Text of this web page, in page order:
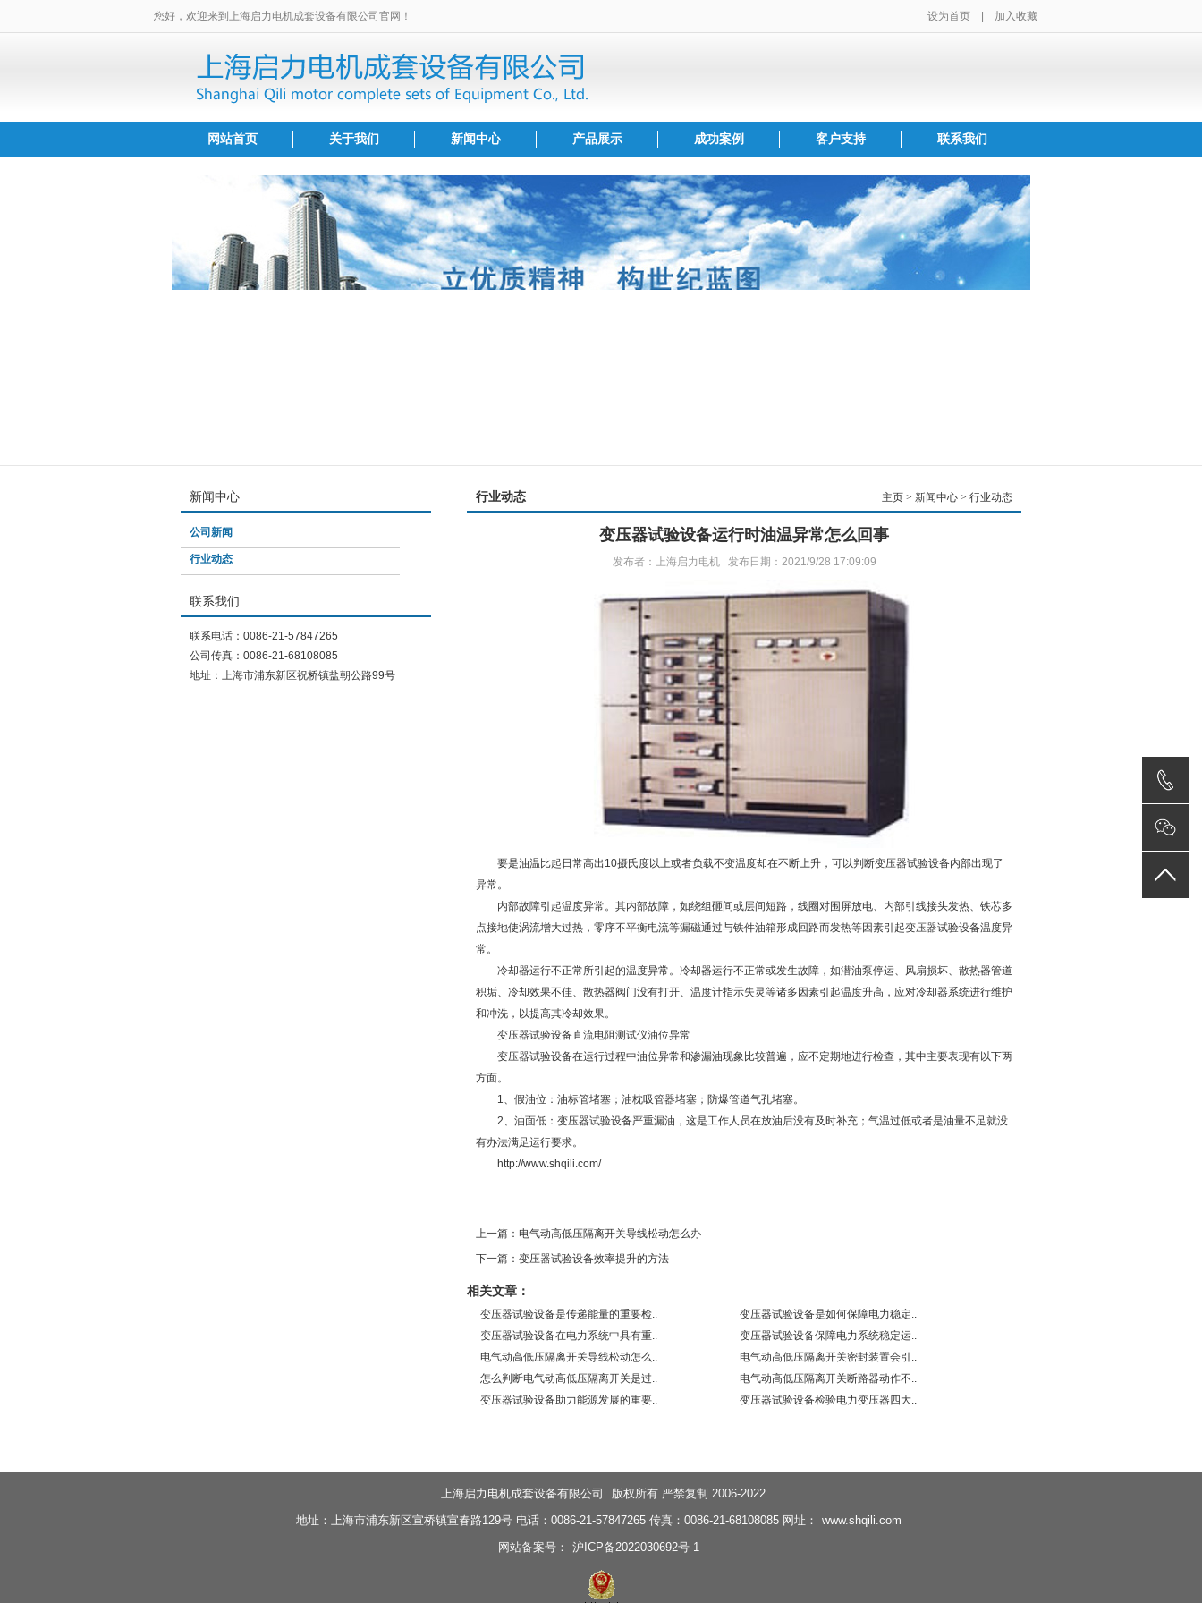
设为首页 加入收藏
您好，欢迎来到上海启力电机成套设备有限公司官网！
网站首页 关于我们 新闻中心 产品展示 成功案例 客户支持 联系我们
新闻中心
公司新闻
行业动态
联系我们
联系电话：0086-21-57847265
公司传真：0086-21-68108085
地址：上海市浦东新区祝桥镇盐朝公路99号
主页 > 新闻中心 > 行业动态
行业动态
变压器试验设备运行时油温异常怎么回事
发布者：上海启力电机 发布日期：2021/9/28 17:09:09
要是油温比起日常高出10摄氏度以上或者负载不变温度却在不断上升，可以判断变压器试验设备内部出现了
异常。
内部故障引起温度异常。其内部故障，如绕组砸间或层间短路，线圈对围屏放电、内部引线接头发热、铁芯多
点接地使涡流增大过热，零序不平衡电流等漏磁通过与铁件油箱形成回路而发热等因素引起变压器试验设备温度异
常。
冷却器运行不正常所引起的温度异常。冷却器运行不正常或发生故障，如潜油泵停运、风扇损坏、散热器管道
积垢、冷却效果不佳、散热器阀门没有打开、温度计指示失灵等诸多因素引起温度升高，应对冷却器系统进行维护
和冲洗，以提高其冷却效果。
变压器试验设备直流电阻测试仪油位异常
变压器试验设备在运行过程中油位异常和渗漏油现象比较普遍，应不定期地进行检查，其中主要表现有以下两
方面。
1、假油位：油标管堵塞；油枕吸管器堵塞；防爆管道气孔堵塞。
2、油面低：变压器试验设备严重漏油，这是工作人员在放油后没有及时补充；气温过低或者是油量不足就没
有办法满足运行要求。
http://www.shqili.com/
上一篇：电气动高低压隔离开关导线松动怎么办
下一篇：变压器试验设备效率提升的方法
相关文章：
变压器试验设备是传递能量的重要检..
变压器试验设备是如何保障电力稳定..
变压器试验设备在电力系统中具有重..
变压器试验设备保障电力系统稳定运..
电气动高低压隔离开关导线松动怎么..
电气动高低压隔离开关密封装置会引..
怎么判断电气动高低压隔离开关是过..
电气动高低压隔离开关断路器动作不..
变压器试验设备助力能源发展的重要..
变压器试验设备检验电力变压器四大..
上海启力电机成套设备有限公司
版权所有 严禁复制 2006-2022
地址：上海市浦东新区宣桥镇宣春路129号 电话：0086-21-57847265 传真：0086-21-68108085 网址：
www.shqili.com
网站备案号：
沪ICP备2022030692号-1